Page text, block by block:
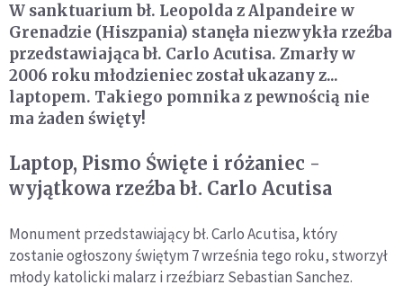
W sanktuarium bł. Leopolda z Alpandeire w
Grenadzie (Hiszpania) stanęła niezwykła rzeźba
przedstawiająca bł. Carlo Acutisa. Zmarły w
2006 roku młodzieniec został ukazany z...
laptopem. Takiego pomnika z pewnością nie
ma żaden święty!
Laptop, Pismo Święte i różaniec -
wyjątkowa rzeźba bł. Carlo Acutisa
Monument przedstawiający bł. Carlo Acutisa, który
zostanie ogłoszony świętym 7 września tego roku, stworzył
młody katolicki malarz i rzeźbiarz Sebastian Sanchez.